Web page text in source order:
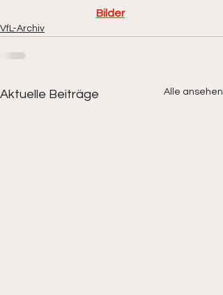
Bilder
VfL-Archiv
Aktuelle Beiträge Alle ansehen